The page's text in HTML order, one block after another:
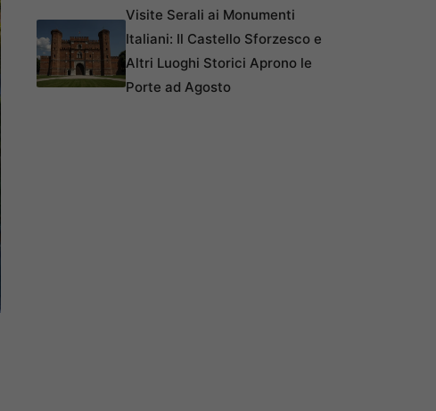
Visite Serali ai Monumenti
Italiani: Il Castello Sforzesco e
Altri Luoghi Storici Aprono le
Porte ad Agosto